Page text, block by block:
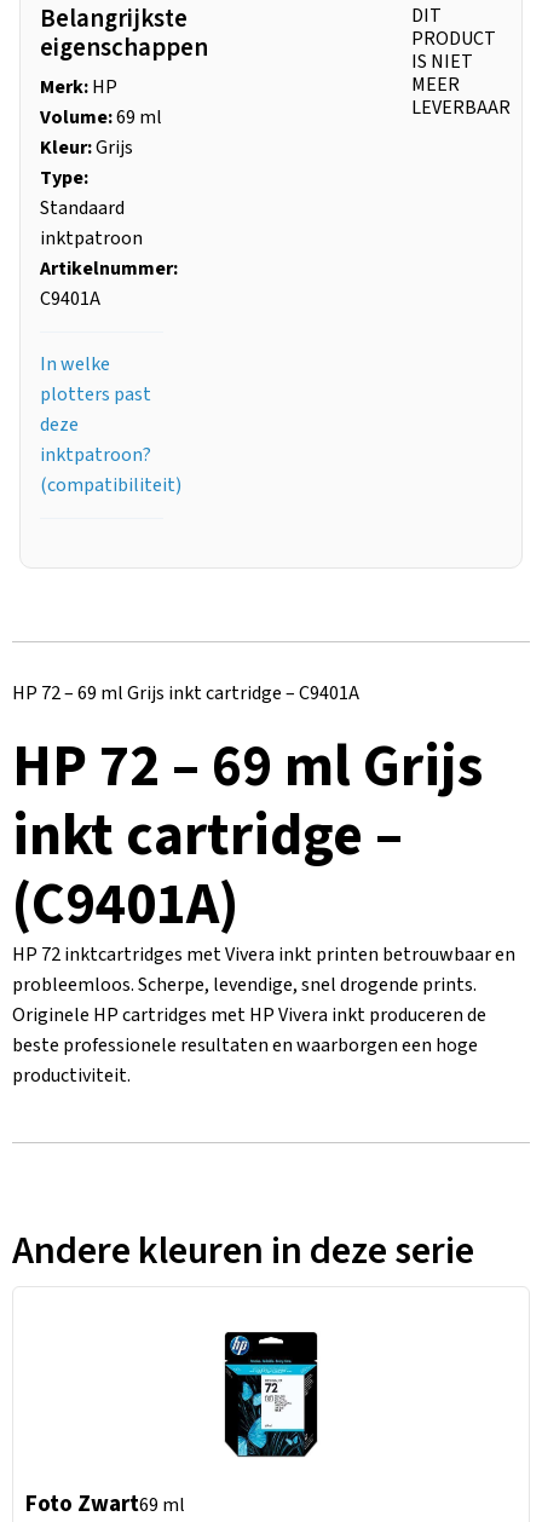
Belangrijkste
eigenschappen
Merk:HP
Volume:69 ml
Kleur:Grijs
Type:
Standaard
inktpatroon
Artikelnummer:
C9401A
In welke
plotters past
deze
inktpatroon?
(compatibiliteit)
DIT
PRODUCT
IS NIET
MEER
LEVERBAAR
HP 72 – 69 ml Grijs inkt cartridge – C9401A
HP 72 – 69 ml Grijs
inkt cartridge –
(C9401A)
HP 72 inktcartridges met Vivera inkt printen betrouwbaar en
probleemloos. Scherpe, levendige, snel drogende prints.
Originele HP cartridges met HP Vivera inkt produceren de
beste professionele resultaten en waarborgen een hoge
productiviteit.
Andere kleuren in deze serie
Foto Zwart69 ml